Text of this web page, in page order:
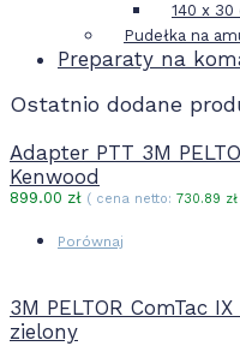
140 x 30
Pudełka na
Preparaty na
Ostatnio dodane
Adapter PTT 3M
Kenwood
899.00 zł ( cena netto: 730.89 zł
Porównaj
3M PELTOR ComTac
zielony